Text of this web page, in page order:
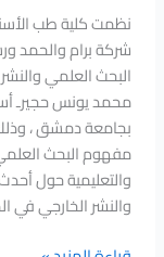
نظمت كلية طب
شركة برام والحمد
البحث العلمي
محمد يونس حجيرـ
بجامعة دمشق ،
مفهوم البحث العلمي
والتعليمية حول
والنشر الخارجي في